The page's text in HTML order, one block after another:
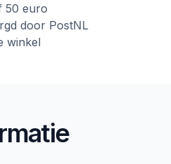
50 euro
door PostNL
winkel